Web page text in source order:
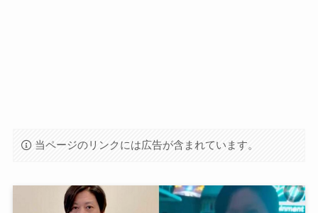
当ページのリンクには広告が含まれています。